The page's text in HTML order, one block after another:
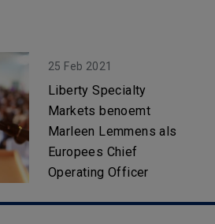
25 Feb 2021
Liberty Specialty
Markets benoemt
Marleen Lemmens als
Europees Chief
Operating Officer